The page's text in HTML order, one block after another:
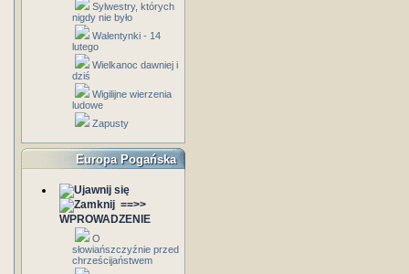
Sylwestry, których
nigdy nie było
Walentynki - 14
lutego
Wielkanoc dawniej i
dziś
Wigilijne wierzenia
ludowe
Zapusty
Europa Pogańska
==>>
WPROWADZENIE
O
słowiańszczyźnie przed
chrześcijaństwem